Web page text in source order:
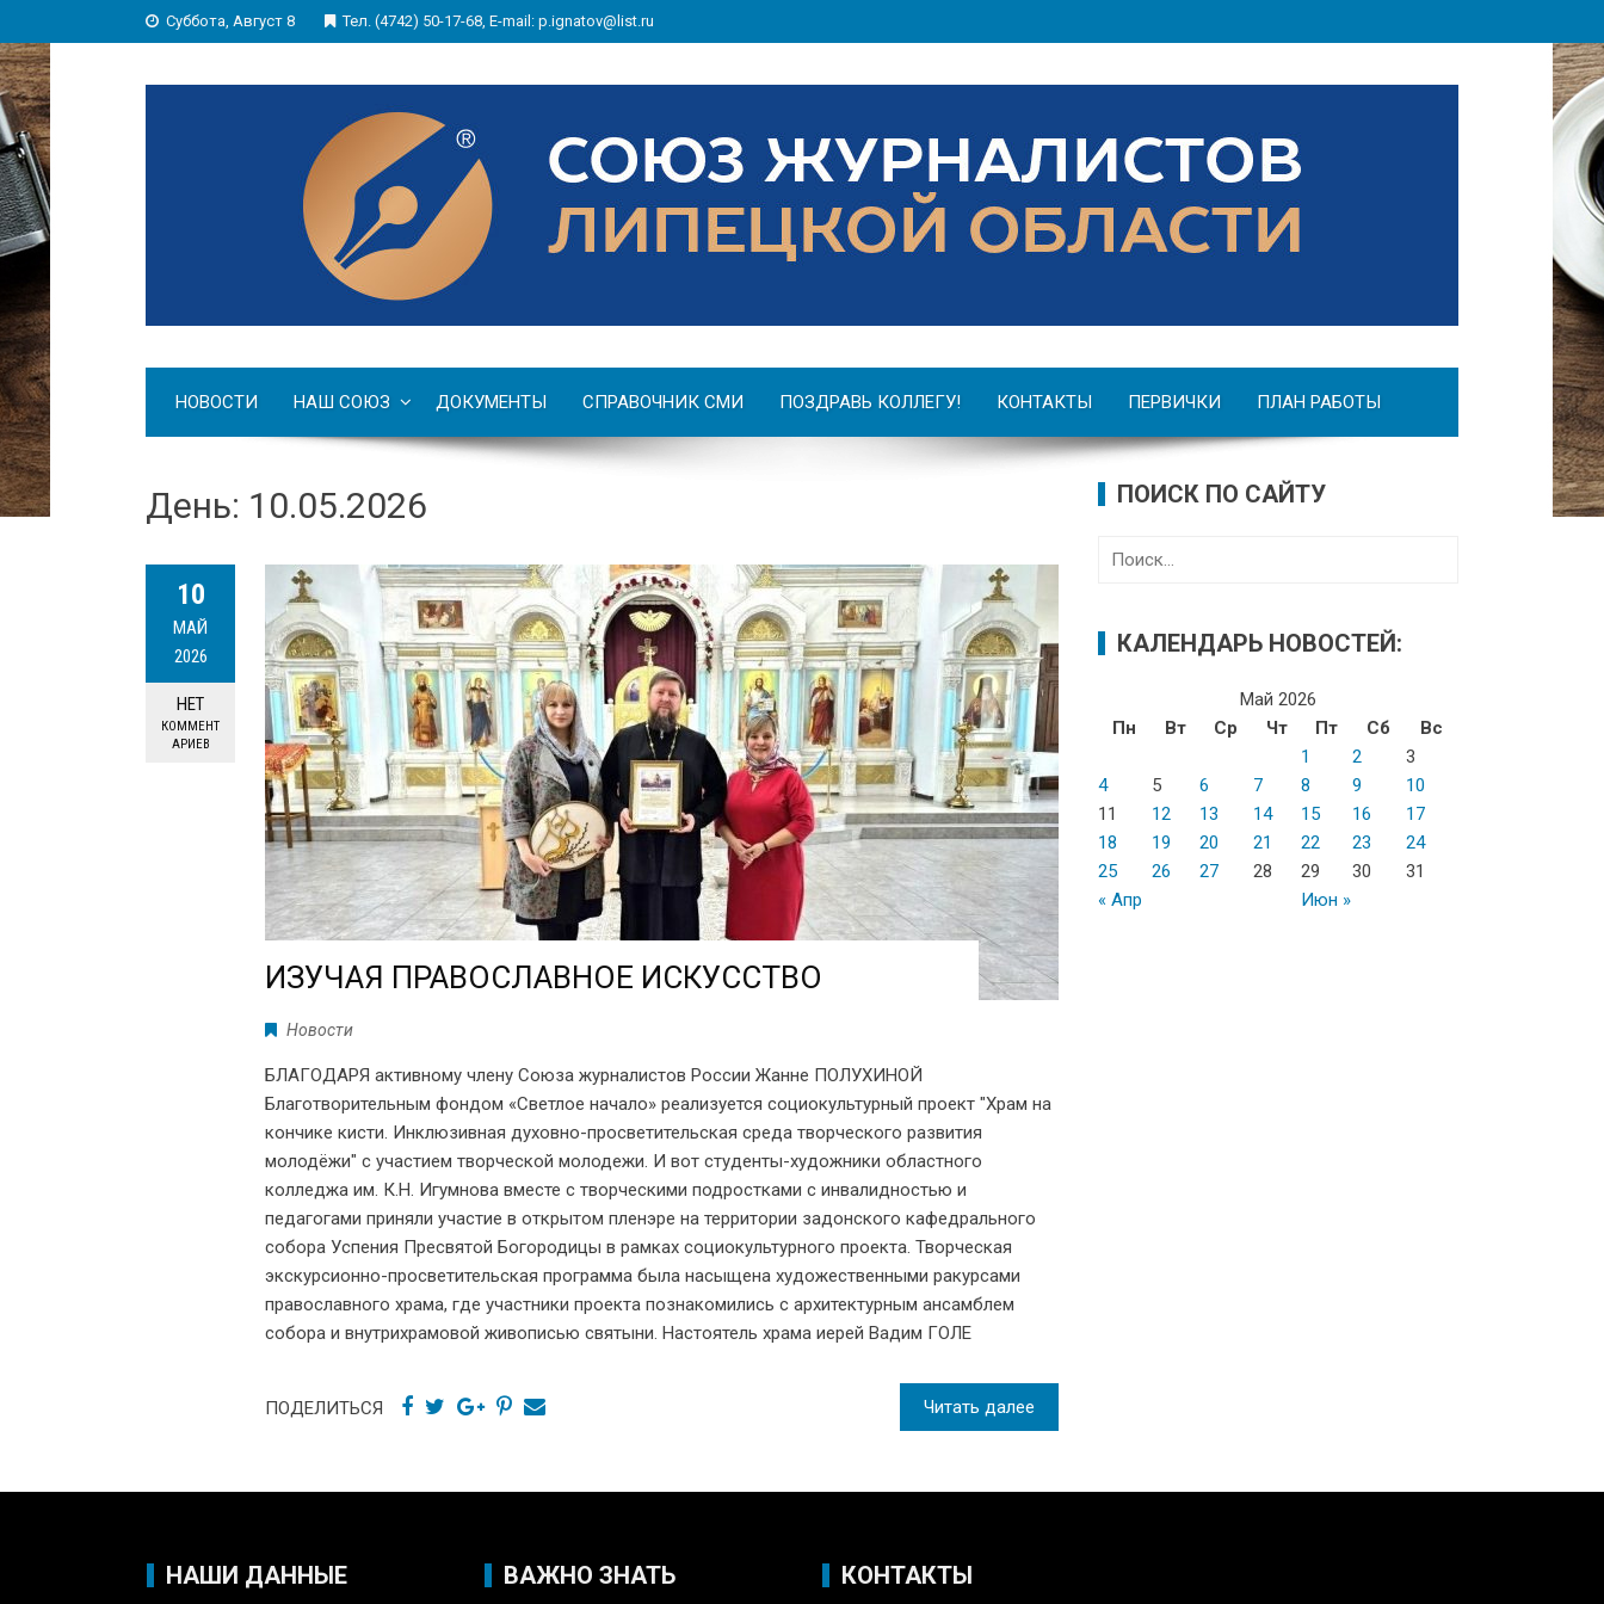
Суббота, Август 8 Тел. (4742) 50-17-68, E-mail: p.ignatov@list.ru
НОВОСТИ НАШ СОЮЗ ДОКУМЕНТЫ СПРАВОЧНИК СМИ ПОЗДРАВЬ КОЛЛЕГУ! КОНТАКТЫ ПЕРВИЧКИ ПЛАН РАБОТЫ
День: 10.05.2026
10
МАЙ
2026
НЕТ
КОММЕНТ
АРИЕВ
ИЗУЧАЯ ПРАВОСЛАВНОЕ ИСКУССТВО
Новости
БЛАГОДАРЯ активному члену Союза журналистов России Жанне ПОЛУХИНОЙ
Благотворительным фондом «Светлое начало» реализуется социокультурный проект "Храм на
кончике кисти. Инклюзивная духовно-просветительская среда творческого развития
молодёжи" с участием творческой молодежи. И вот студенты-художники областного
колледжа им. К.Н. Игумнова вместе с творческими подростками с инвалидностью и
педагогами приняли участие в открытом пленэре на территории задонского кафедрального
собора Успения Пресвятой Богородицы в рамках социокультурного проекта. Творческая
экскурсионно-просветительская программа была насыщена художественными ракурсами
православного храма, где участники проекта познакомились с архитектурным ансамблем
собора и внутрихрамовой живописью святыни. Настоятель храма иерей Вадим ГОЛЕ
Читать далее
ПОДЕЛИТЬСЯ
ПОИСК ПО САЙТУ
т
КАЛЕНДАРЬ НОВОСТЕЙ:
Май 2026
Пн
Вт Ср Чт Пт Сб Вс
« Апр Июн »
1 2
3
4
5 6 7 8 9
10
11
12 13 14 15 16
17
18
19 20 21 22 23
24
25
26 27 28 29 30 31
НАШИ ДАННЫЕ ВАЖНО ЗНАТЬ КОНТАКТЫ